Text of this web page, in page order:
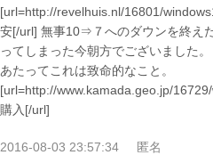
[url=http://revelhuis.nl/16801/
安[/url] 無事10⇒７へのダウンを終え
ってしまった今朝方でございました
あたってこれは致命的なこと。
[url=http://www.kamada.geo.jp/
購入[/url]
2016-08-03 23:57:34 匿名